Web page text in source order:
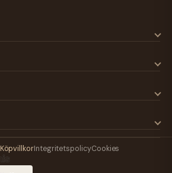
KöpvillkorIntegritetspolicyCookies